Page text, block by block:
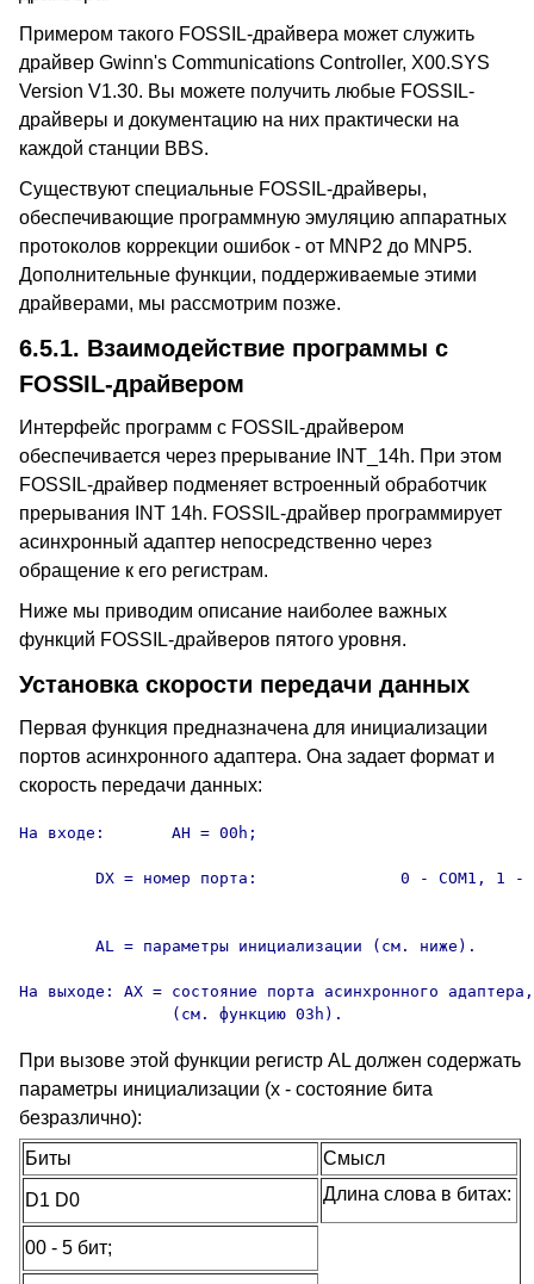
Примером такого FOSSIL-драйвера может служить
драйвер Gwinn's Communications Controller, X00.SYS
Version V1.30. Вы можете получить любые FOSSIL-
драйверы и документацию на них практически на
каждой станции BBS.
Существуют специальные FOSSIL-драйверы,
обеспечивающие программную эмуляцию аппаратных
протоколов коррекции ошибок - от MNP2 до MNP5.
Дополнительные функции, поддерживаемые этими
драйверами, мы рассмотрим позже.
6.5.1. Взаимодействие программы с
FOSSIL-драйвером
Интерфейс программ с FOSSIL-драйвером
обеспечивается через прерывание INT_14h. При этом
FOSSIL-драйвер подменяет встроенный обработчик
прерывания INT 14h. FOSSIL-драйвер программирует
асинхронный адаптер непосредственно через
обращение к его регистрам.
Ниже мы приводим описание наиболее важных
функций FOSSIL-драйверов пятого уровня.
Установка скорости передачи данных
Первая функция предназначена для инициализации
портов асинхронного адаптера. Она задает формат и
скорость передачи данных:
На входе:	AH = 00h;
На выходе: AX = состояние порта асинхронного адаптера,
		(см. функцию 03h).
При вызове этой функции регистр AL должен содержать
параметры инициализации (x - состояние бита
безразлично):
Биты
Смысл
D1 D0 Длина слова в битах:
00 - 5 бит;